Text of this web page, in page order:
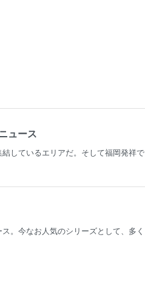
ュース
しているエリアだ。そして福岡発祥で
。今なお人気のシリーズとして、多く